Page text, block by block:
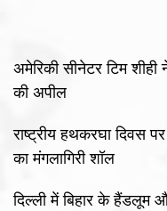
अमेरिकी सीनेटर टिम
की अपील
राष्ट्रीय हथकरघा दिवस
का मंगलागिरी शॉल
दिल्ली में बिहार के हैंडलूम